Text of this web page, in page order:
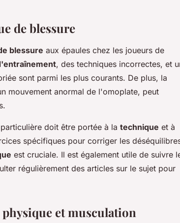
de blessure
blessure aux épaules chez les joueurs de
, des techniques incorrectes, et
sont parmi les plus courants. De plus, la
mouvement anormal de l'omoplate, peut
doit être portée à la technique et à
spécifiques pour corriger les
est cruciale. Il est également utile de suivre
régulièrement des articles sur le sujet pour
et musculation